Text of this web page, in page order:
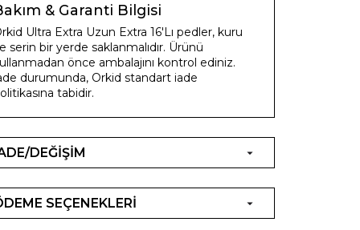
& Garanti Bilgisi
Ultra Extra Uzun Extra 16'Lı pedler, kuru
serin bir yerde saklanmalıdır. Ürünü
önce ambalajını kontrol ediniz.
durumunda, Orkid standart iade
tabidir.
DEĞİŞİM
SEÇENEKLERİ